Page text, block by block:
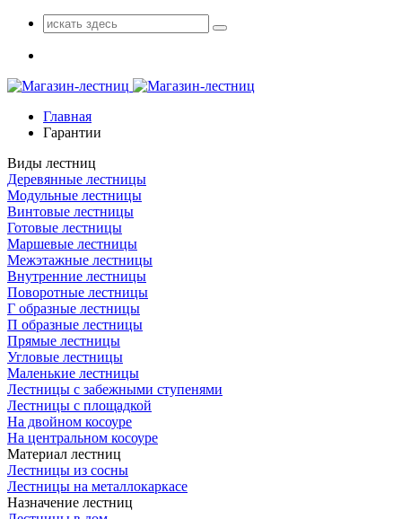
Поиск
для:
Главная
Гарантии
Виды лестниц
Деревянные лестницы
Модульные лестницы
Винтовые лестницы
Готовые лестницы
Маршевые лестницы
Межэтажные лестницы
Внутренние лестницы
Поворотные лестницы
Г образные лестницы
П образные лестницы
Прямые лестницы
Угловые лестницы
Маленькие лестницы
Лестницы с забежными ступенями
Лестницы с площадкой
На двойном косоуре
На центральном косоуре
Материал лестниц
Лестницы из сосны
Лестницы на металлокаркасе
Назначение лестниц